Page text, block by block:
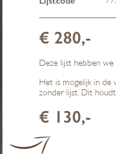
€ 280,-
Deze lijst hebben we
Het is mogelijk in de
zonder lijst. Dit
€ 130,-